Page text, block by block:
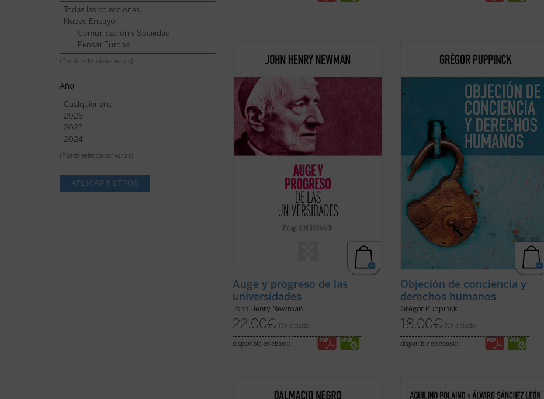
(Puede seleccionar varias)
Año
(Puede seleccionar varias)
Hábilmente escrito y muy diáfano, el libro
los editores, la propuesta de Newman
como una invitación a la reflexión sobre
el ser y misión de la universidad que no
olvide las raíces que la sustentan....
ficha)
Auge y progreso de las
universidades
John Henry Newman
22,00€ IVA incluido
disponible en ebook:
El derecho a la objeción de conciencia se
cláusula de conciencia de los médicos, de
la negativa a vacunarse o de cualquier
otra práctica que choque contra las
convicciones de algunas personas. Este
libro ...(ver ficha)
Objeción de conciencia y
derechos humanos
Grégor Puppinck
18,00€ IVA incluido
disponible en ebook:
Este ensayo, en el que se combina un
¿Qué bulle dentro de un psiquiatra que se